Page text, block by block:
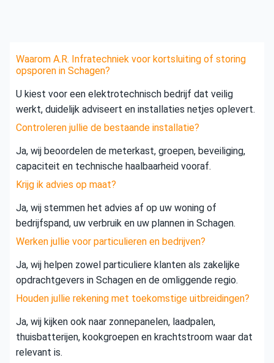
Waarom A.R. Infratechniek voor kortsluiting of storing
opsporen in Schagen?
U kiest voor een elektrotechnisch bedrijf dat veilig
werkt, duidelijk adviseert en installaties netjes oplevert.
Controleren jullie de bestaande installatie?
Ja, wij beoordelen de meterkast, groepen, beveiliging,
capaciteit en technische haalbaarheid vooraf.
Krijg ik advies op maat?
Ja, wij stemmen het advies af op uw woning of
bedrijfspand, uw verbruik en uw plannen in Schagen.
Werken jullie voor particulieren en bedrijven?
Ja, wij helpen zowel particuliere klanten als zakelijke
opdrachtgevers in Schagen en de omliggende regio.
Houden jullie rekening met toekomstige uitbreidingen?
Ja, wij kijken ook naar zonnepanelen, laadpalen,
thuisbatterijen, kookgroepen en krachtstroom waar dat
relevant is.